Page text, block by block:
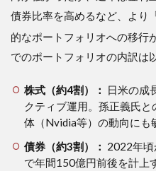
投資
抽出
でき
ッセ
ンス
4.1
１．
「本
債券比率を高めるなど、より
的なポートフォリオへの移行
でのポートフォリオの内訳は
株式（約4割）：
日米の成
クティブ運用。孫正義氏
体（Nvidia等）の動向にも
債券（約3割）： 2022年頃
で年間150億円前後を計上